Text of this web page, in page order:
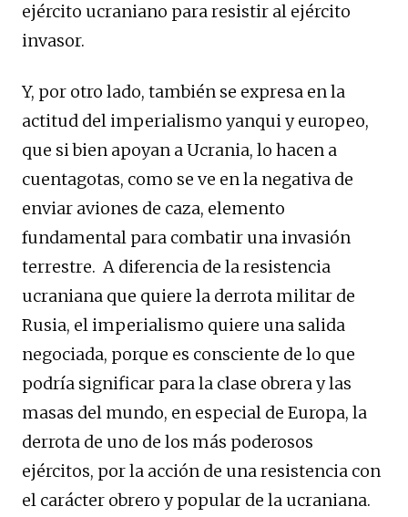
ejército ucraniano para resistir al ejército
invasor.
Y, por otro lado, también se expresa en la
actitud del imperialismo yanqui y europeo,
que si bien apoyan a Ucrania, lo hacen a
cuentagotas, como se ve en la negativa de
enviar aviones de caza, elemento
fundamental para combatir una invasión
terrestre. A diferencia de la resistencia
ucraniana que quiere la derrota militar de
Rusia, el imperialismo quiere una salida
negociada, porque es consciente de lo que
podría significar para la clase obrera y las
masas del mundo, en especial de Europa, la
derrota de uno de los más poderosos
ejércitos, por la acción de una resistencia con
el carácter obrero y popular de la ucraniana.